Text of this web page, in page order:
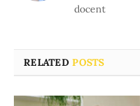
docent
RELATEDPOSTS